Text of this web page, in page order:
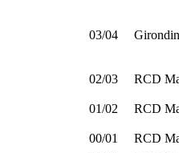
03/04
02/03 RCD
01/02 RCD
00/01 RCD